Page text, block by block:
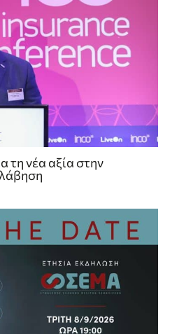
τη νέα αξία στην